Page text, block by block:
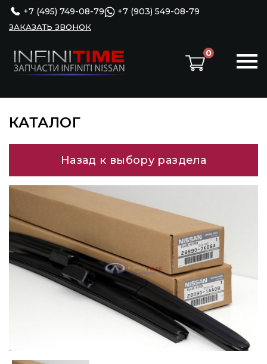
+7 (495) 749-08-79 +7 (903) 549-08-79
ЗАКАЗАТЬ ЗВОНОК
0
КАТАЛОГ
Назад к выбору раздела